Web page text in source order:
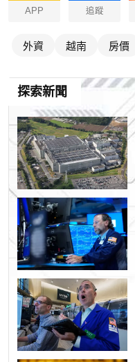
APP 追蹤
外資 越南 房價
探索新聞